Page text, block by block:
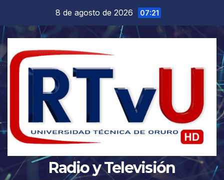
contenido
8 de agosto de 2026 07:21
Radio y Televisión